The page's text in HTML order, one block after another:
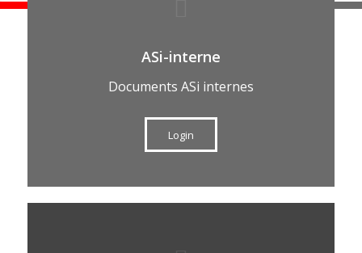
ASi-interne
Documents ASi internes
Login